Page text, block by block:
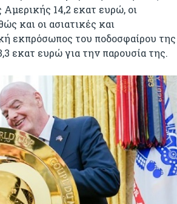
14,2 εκατ ευρώ, οι
και οι ασιατικές και
εκπρόσωπος του ποδοσφαίρου της
εκατ ευρώ για την παρουσία της.